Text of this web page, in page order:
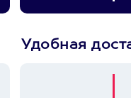
Удобная